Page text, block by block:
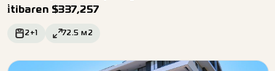
i̇tibaren $337,257
2+1 72.5 м2